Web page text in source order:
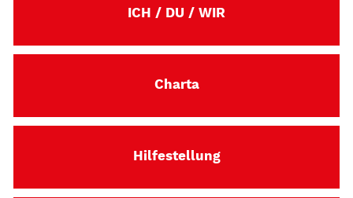
ICH / DU / WIR
Charta
Hilfestellung